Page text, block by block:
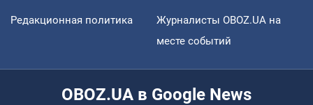
Редакционная политика
Журналисты OBOZ.UA на
месте событий
OBOZ.UA в Google News